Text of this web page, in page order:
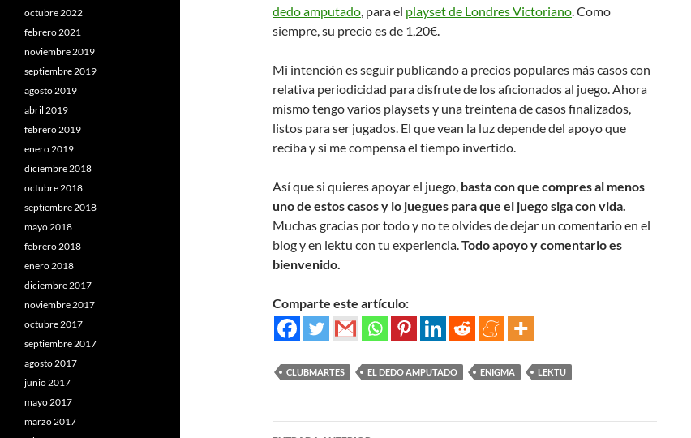
dedo amputado, para el playset de Londres Victoriano. Como
siempre, su precio es de 1,20€.
Mi intención es seguir publicando a precios populares más casos con
relativa periodicidad para disfrute de los aficionados al juego. Ahora
mismo tengo varios playsets y una treintena de casos finalizados,
listos para ser jugados. El que vean la luz depende del apoyo que
reciba y si me compensa el tiempo invertido.
Así que si quieres apoyar el juego, basta con que compres al menos
uno de estos casos y lo juegues para que el juego siga con vida.
Muchas gracias por todo y no te olvides de dejar un comentario en el
blog y en lektu con tu experiencia.Todo apoyo y comentario es
bienvenido.
Comparte este artículo:
CLUBMARTES EL DEDO AMPUTADO ENIGMA LEKTU
octubre 2022
febrero 2021
noviembre 2019
septiembre 2019
agosto 2019
abril 2019
febrero 2019
enero 2019
diciembre 2018
octubre 2018
septiembre 2018
mayo 2018
febrero 2018
enero 2018
diciembre 2017
noviembre 2017
octubre 2017
septiembre 2017
agosto 2017
junio 2017
mayo 2017
marzo 2017